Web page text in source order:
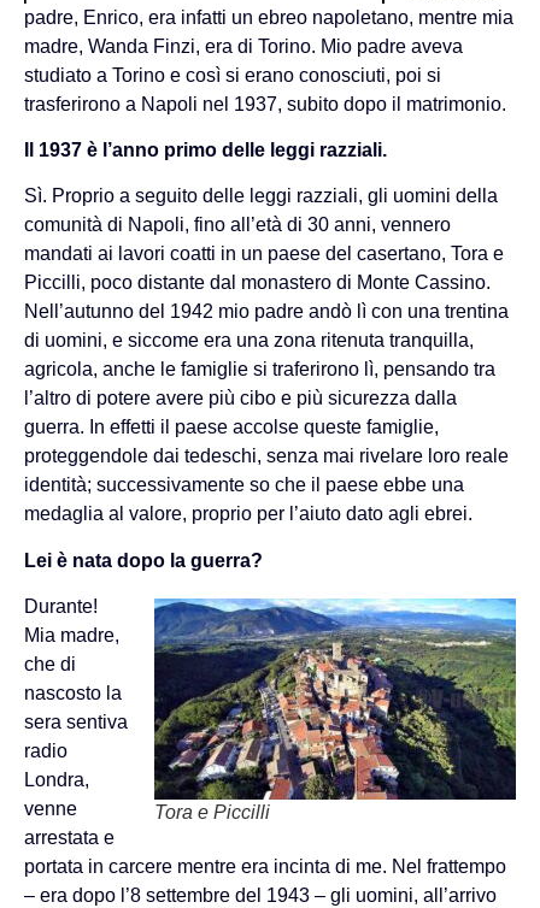
padre, Enrico, era infatti un ebreo napoletano, mentre mia
madre, Wanda Finzi, era di Torino. Mio padre aveva
studiato a Torino e così si erano conosciuti, poi si
trasferirono a Napoli nel 1937, subito dopo il matrimonio.
Il 1937 è l’anno primo delle leggi razziali.
Sì. Proprio a seguito delle leggi razziali, gli uomini della
comunità di Napoli, fino all’età di 30 anni, vennero
mandati ai lavori coatti in un paese del casertano, Tora e
Piccilli, poco distante dal monastero di Monte Cassino.
Nell’autunno del 1942 mio padre andò lì con una trentina
di uomini, e siccome era una zona ritenuta tranquilla,
agricola, anche le famiglie si traferirono lì, pensando tra
l’altro di potere avere più cibo e più sicurezza dalla
guerra. In effetti il paese accolse queste famiglie,
proteggendole dai tedeschi, senza mai rivelare loro reale
identità; successivamente so che il paese ebbe una
medaglia al valore, proprio per l’aiuto dato agli ebrei.
Lei è nata dopo la guerra?
Tora e Piccilli
Durante!
Mia madre,
che di
nascosto la
sera sentiva
radio
Londra,
venne
arrestata e
portata in carcere mentre era incinta di me. Nel frattempo
– era dopo l’8 settembre del 1943 – gli uomini, all’arrivo